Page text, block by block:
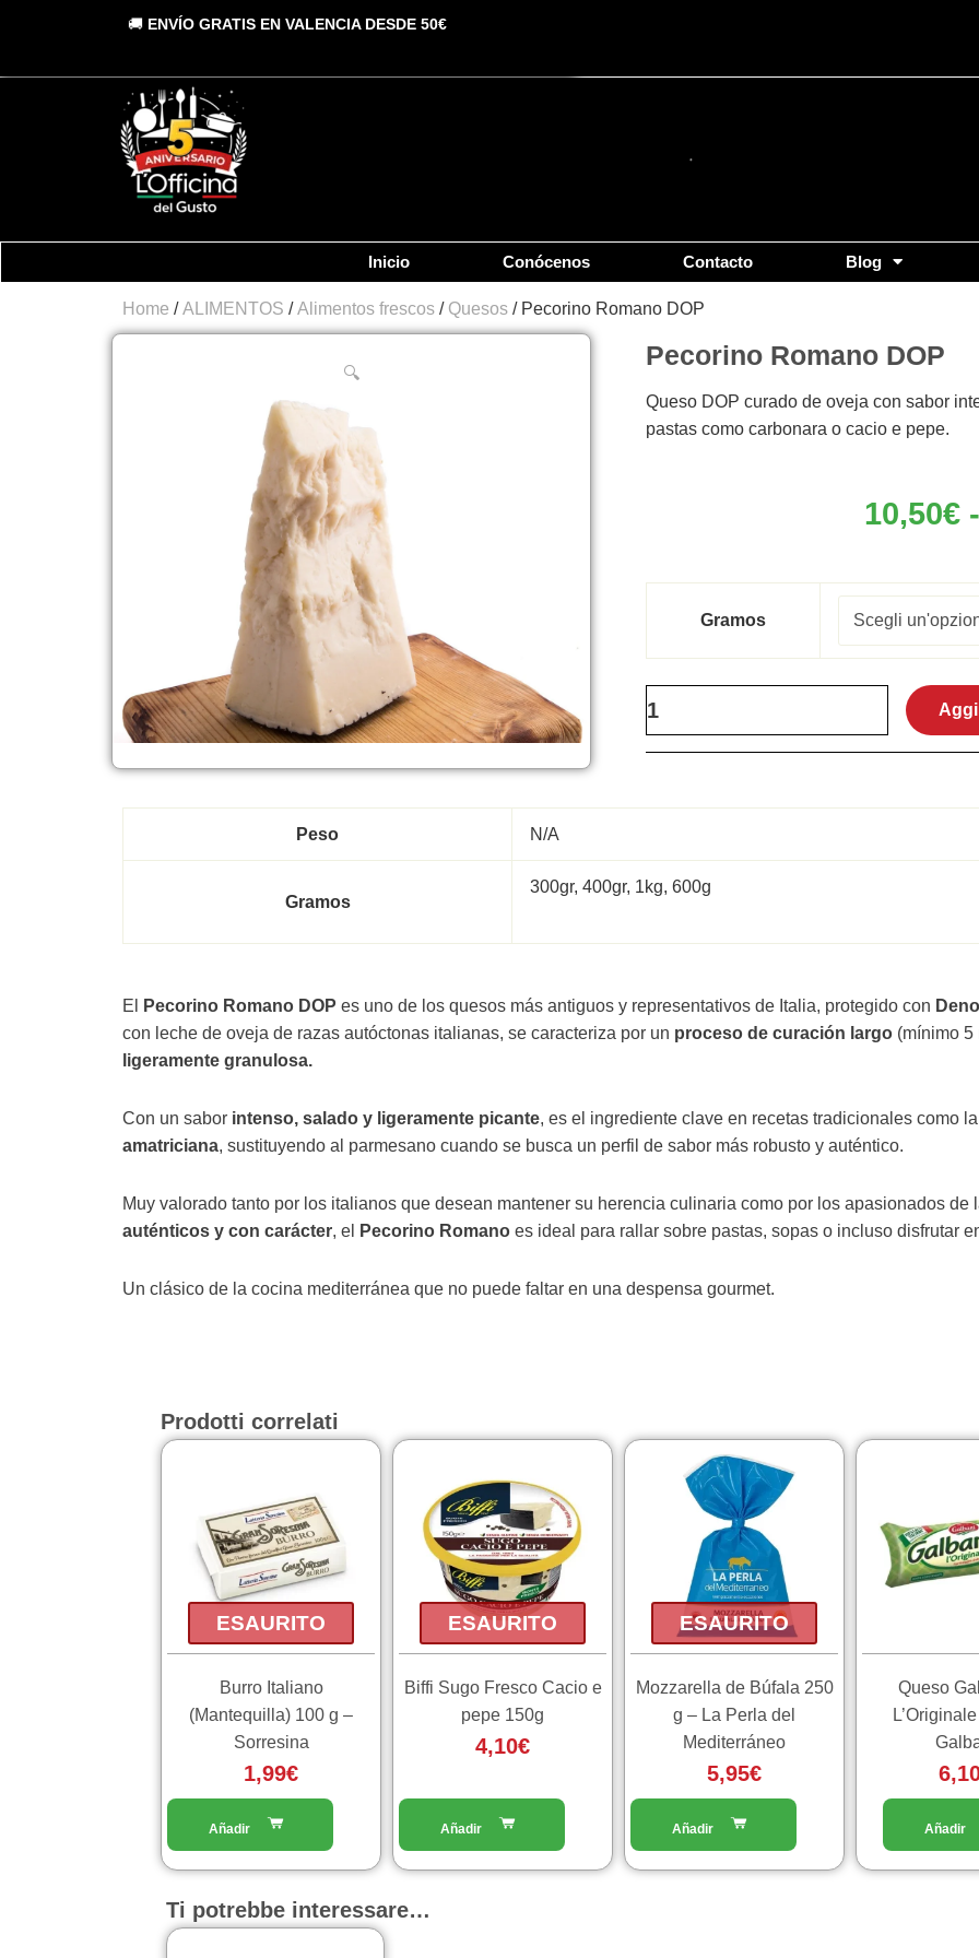
🚚 ENVÍO GRATIS EN VALENCIA DESDE 50€
Inicio Conócenos Contacto Blog
Home /ALIMENTOS /Alimentos frescos / Quesos / Pecorino Romano DOP
🔍
Pecorino Romano DOP
Queso DOP curado de oveja con sabor
pastas como carbonara o cacio e pepe.
10,50€ -
Gramos
Romano
Peso N/A
Gramos
300gr, 400gr, 1kg, 600g
El Pecorino Romano DOP es uno de los quesos más antiguos y representativos de Italia, protegido con
con leche de oveja de razas autóctonas italianas, se caracteriza por un proceso de curación largo (mínimo 5
ligeramente granulosa.
Con un sabor intenso, salado y ligeramente picante, es el ingrediente clave en recetas tradicionales como la
amatriciana, sustituyendo al parmesano cuando se busca un perfil de sabor más robusto y auténtico.
Muy valorado tanto por los italianos que desean mantener su herencia culinaria como por los apasionados de
auténticos y con carácter, el Pecorino Romano es ideal para rallar sobre pastas, sopas o incluso disfrutar
Un clásico de la cocina mediterránea que no puede faltar en una despensa gourmet.
Prodotti correlati
ESAURITO
Burro Italiano
(Mantequilla) 100 g –
Sorresina
1,99€
ESAURITO
Biffi Sugo Fresco Cacio e
pepe 150g
4,10€
ESAURITO
Mozzarella de Búfala 250
g – La Perla del
Mediterráneo
5,95€
Queso
Ti potrebbe interessare…
Fascia